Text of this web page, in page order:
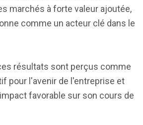
marchés à forte valeur ajoutée,
comme un acteur clé dans le
résultats sont perçus comme
pour l'avenir de l'entreprise et
favorable sur son cours de